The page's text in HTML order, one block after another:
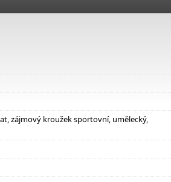
zájmový kroužek sportovní, umělecký,